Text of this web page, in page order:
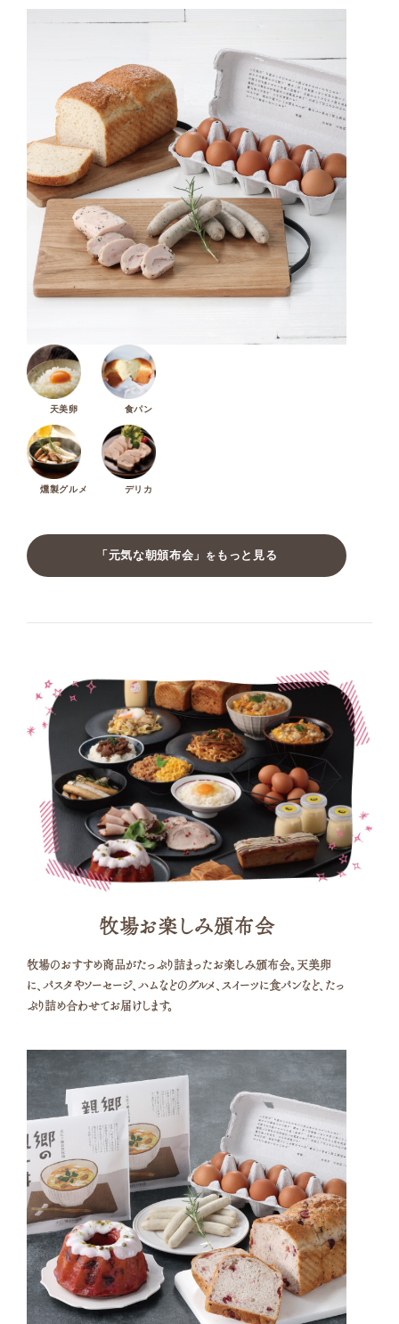
天美卵 食パン
燻製グルメ デリカ
「元気な朝頒布会」 を もっと見る
牧場お楽しみ頒布会
牧場のおすすめ商品がたっぷり詰まったお楽しみ頒布会。天美卵
に、パスタやソーセージ、ハムなどのグルメ、スイーツに食パンなど、たっ
ぷり詰め合わせてお届けします。